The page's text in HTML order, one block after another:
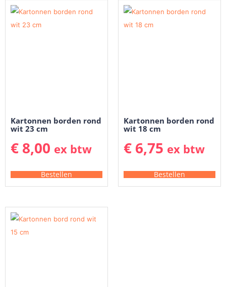
Kartonnen borden rond
wit 23 cm
€ 8,00 ex btw
Bestellen
Kartonnen borden rond
wit 18 cm
€ 6,75 ex btw
Bestellen